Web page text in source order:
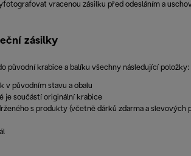
vracenou zásilku před odesláním a
zásilky
původní krabice a balíku všechny následující položky:
v původním stavu a obalu
je součástí originální krabice
s produkty (včetně dárků zdarma a slevových